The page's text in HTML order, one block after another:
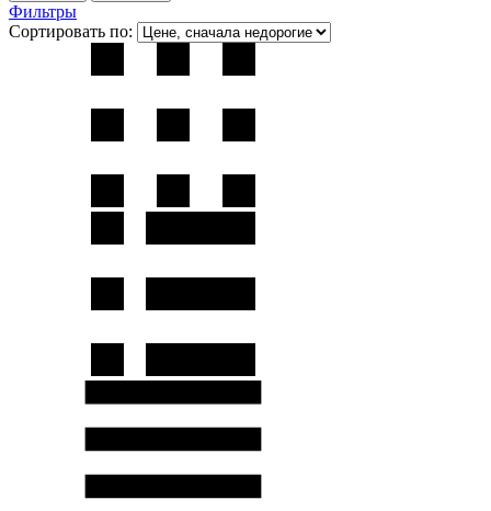
Фильтры
Сортировать по: